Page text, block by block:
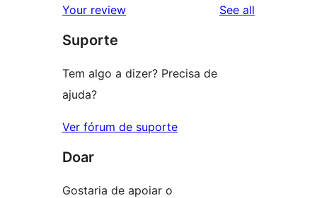
reviews
star
reviews
Your review See all
Suporte
Tem algo a dizer? Precisa de
ajuda?
Ver fórum de suporte
Doar
Gostaria de apoiar o